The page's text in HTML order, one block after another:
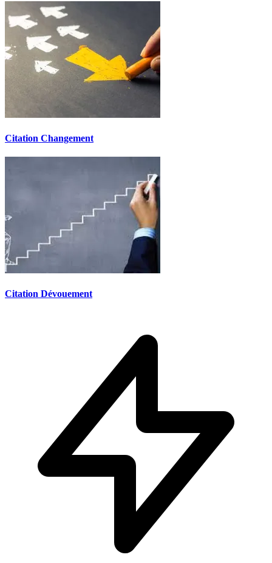
Citation Changement
Citation Dévouement